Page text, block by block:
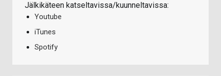
Jälkikäteen katseltavissa/kuunneltavissa:
Youtube
iTunes
Spotify